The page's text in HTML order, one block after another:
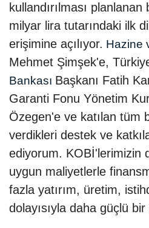
kullandırılması
milyar lira tutarındaki ilk
erişimine açılıyor. Hazine
Mehmet Şimşek'e,
Bankası Başkanı Fatih
Garanti Fonu Yönetim
Özegen'e ve katılan tüm
verdikleri destek ve
ediyorum. KOBİ'lerimizin
uygun maliyetlerle
fazla yatırım, üretim,
dolayısıyla daha güçlü bir